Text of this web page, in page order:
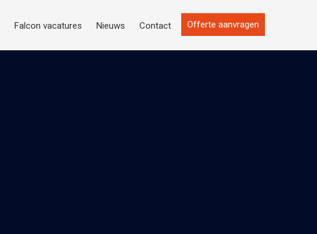
Falcon vacatures Nieuws Contact Offerte aanvragen